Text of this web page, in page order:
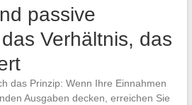
passive
Verhältnis, das
das Prinzip: Wenn Ihre Einnahmen
Ausgaben decken, erreichen Sie